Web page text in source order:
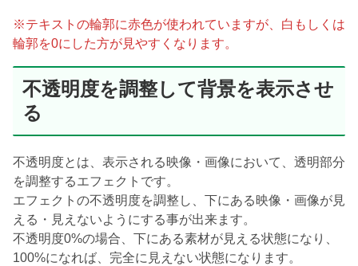
※テキストの輪郭に赤色が使われていますが、白もしくは
輪郭を0にした方が見やすくなります。
不透明度を調整して背景を表示させ
る
不透明度とは、表示される映像・画像において、透明部分
を調整するエフェクトです。
エフェクトの不透明度を調整し、下にある映像・画像が見
える・見えないようにする事が出来ます。
不透明度0%の場合、下にある素材が見える状態になり、
100%になれば、完全に見えない状態になります。